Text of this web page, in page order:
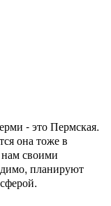
- это Пермская.
она тоже в
нам своими
планируют